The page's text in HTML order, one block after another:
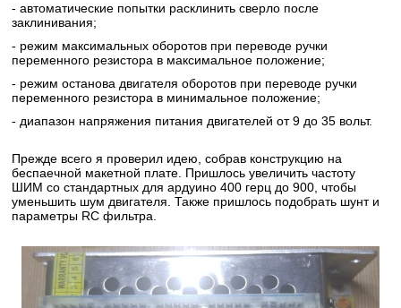
- автоматические попытки расклинить сверло после
заклинивания;
- режим максимальных оборотов при переводе ручки
переменного резистора в максимальное положение;
- режим останова двигателя оборотов при переводе ручки
переменного резистора в минимальное положение;
- диапазон напряжения питания двигателей от 9 до 35 вольт.
Прежде всего я проверил идею, собрав конструкцию на
беспаечной макетной плате. Пришлось увеличить частоту
ШИМ со стандартных для ардуино 400 герц до 900, чтобы
уменьшить шум двигателя. Также пришлось подобрать шунт и
параметры RC фильтра.